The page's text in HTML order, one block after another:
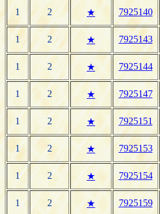
1 2 ★ 7925140
1 2 ★ 7925143
1 2 ★ 7925144
1 2 ★ 7925147
1 2 ★ 7925151
1 2 ★ 7925153
1 2 ★ 7925154
1 2 ★ 7925159